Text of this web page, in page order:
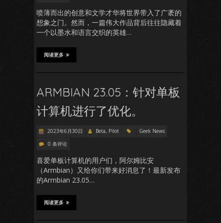
喷薄而出的创意和文学才华将世界带入了广袤的
想象之门。然而，一篇伟大作品背后往往隐藏着
一个以墨水和语言交织的英雄…
阅读更多
ARMBIAN 23.05：针对单板
计算机进行了优化。
2023年6月30日 Beta, Pilot
Geek News
0 条评论
喜爱单板计算机的用户们，阿尔姆比安
（Armbian）又给你们带来好消息了！最新发布
的Armbian 23.05…
阅读更多